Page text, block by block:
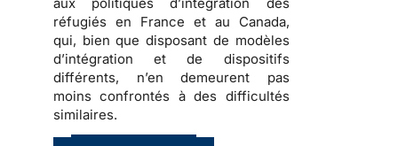
réfugiés en France et au Canada,
qui, bien que disposant de modèles
d’intégration et de dispositifs
différents, n’en demeurent pas
moins confrontés à des difficultés
similaires.